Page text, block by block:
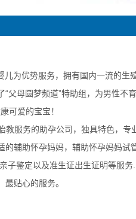
为优势服务，拥有国内一流的生
父母圆梦频道”特助组，为男性不
可爱的宝宝！
务的助孕公司，独具特色，专
辅助怀孕妈妈，辅助怀孕妈妈
子鉴定以及准生证出生证明等服
贴心的服务。